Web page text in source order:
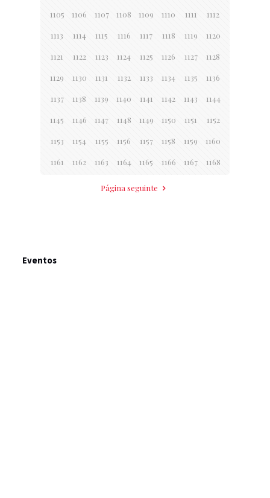
1105 1106 1107 1108 1109 1110 1111 1112
1113 1114 1115 1116 1117 1118 1119 1120
1121 1122 1123 1124 1125 1126 1127 1128
1129 1130 1131 1132 1133 1134 1135 1136
1137 1138 1139 1140 1141 1142 1143 1144
1145 1146 1147 1148 1149 1150 1151 1152
1153 1154 1155 1156 1157 1158 1159 1160
1161 1162 1163 1164 1165 1166 1167 1168
Página seguinte
Eventos